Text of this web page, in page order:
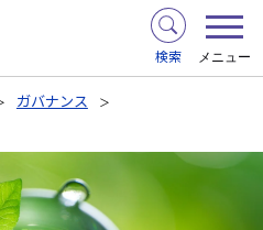
検索 メニュー
ガバナンス